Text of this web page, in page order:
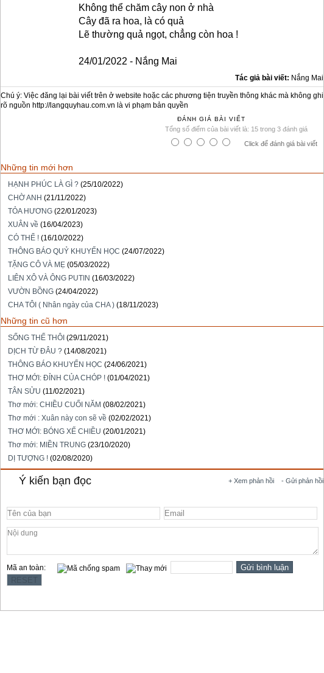
Không thể chăm cây non ở nhà
Cây đã ra hoa, là có quả
Lẽ thường quả ngọt, chẳng còn hoa !
24/01/2022 - Nắng Mai
Tác giả bài viết: Nắng Mai
Chú ý: Việc đăng lại bài viết trên ở website hoặc các phương tiện truyền thông khác mà không ghi
rõ nguồn http://langquyhau.com.vn là vi phạm bản quyền
ĐÁNH GIÁ BÀI VIẾT
Tổng số điểm của bài viết là: 15 trong 3 đánh giá
Click để đánh giá bài viết
Những tin mới hơn
HẠNH PHÚC LÀ GÌ ? (25/10/2022)
CHỜ ANH (21/11/2022)
TỎA HƯƠNG (22/01/2023)
XUÂN về (16/04/2023)
CÓ THỂ ! (16/10/2022)
THÔNG BÁO QUỶ KHUYẾN HỌC (24/07/2022)
TẶNG CÔ VÀ MẸ (05/03/2022)
LIÊN XÔ VÀ ÔNG PUTIN (16/03/2022)
VƯỜN BỒNG (24/04/2022)
CHA TÔI ( Nhân ngày của CHA ) (18/11/2023)
Những tin cũ hơn
SỐNG THẾ THÔI (29/11/2021)
DỊCH TỪ ĐÂU ? (14/08/2021)
THÔNG BÁO KHUYẾN HỌC (24/06/2021)
THƠ MỚI: ĐỈNH CỦA CHÓP ! (01/04/2021)
TÂN SỬU (11/02/2021)
Thơ mới: CHIỀU CUỐI NĂM (08/02/2021)
Thơ mới : Xuân này con sẽ về (02/02/2021)
THƠ MỚI: BÓNG XẾ CHIỀU (20/01/2021)
Thơ mới: MIỀN TRUNG (23/10/2020)
DỊ TƯỢNG ! (02/08/2020)
+ Xem phản hồi - Gửi phản hồi
Ý kiến bạn đọc
Mã an toàn: